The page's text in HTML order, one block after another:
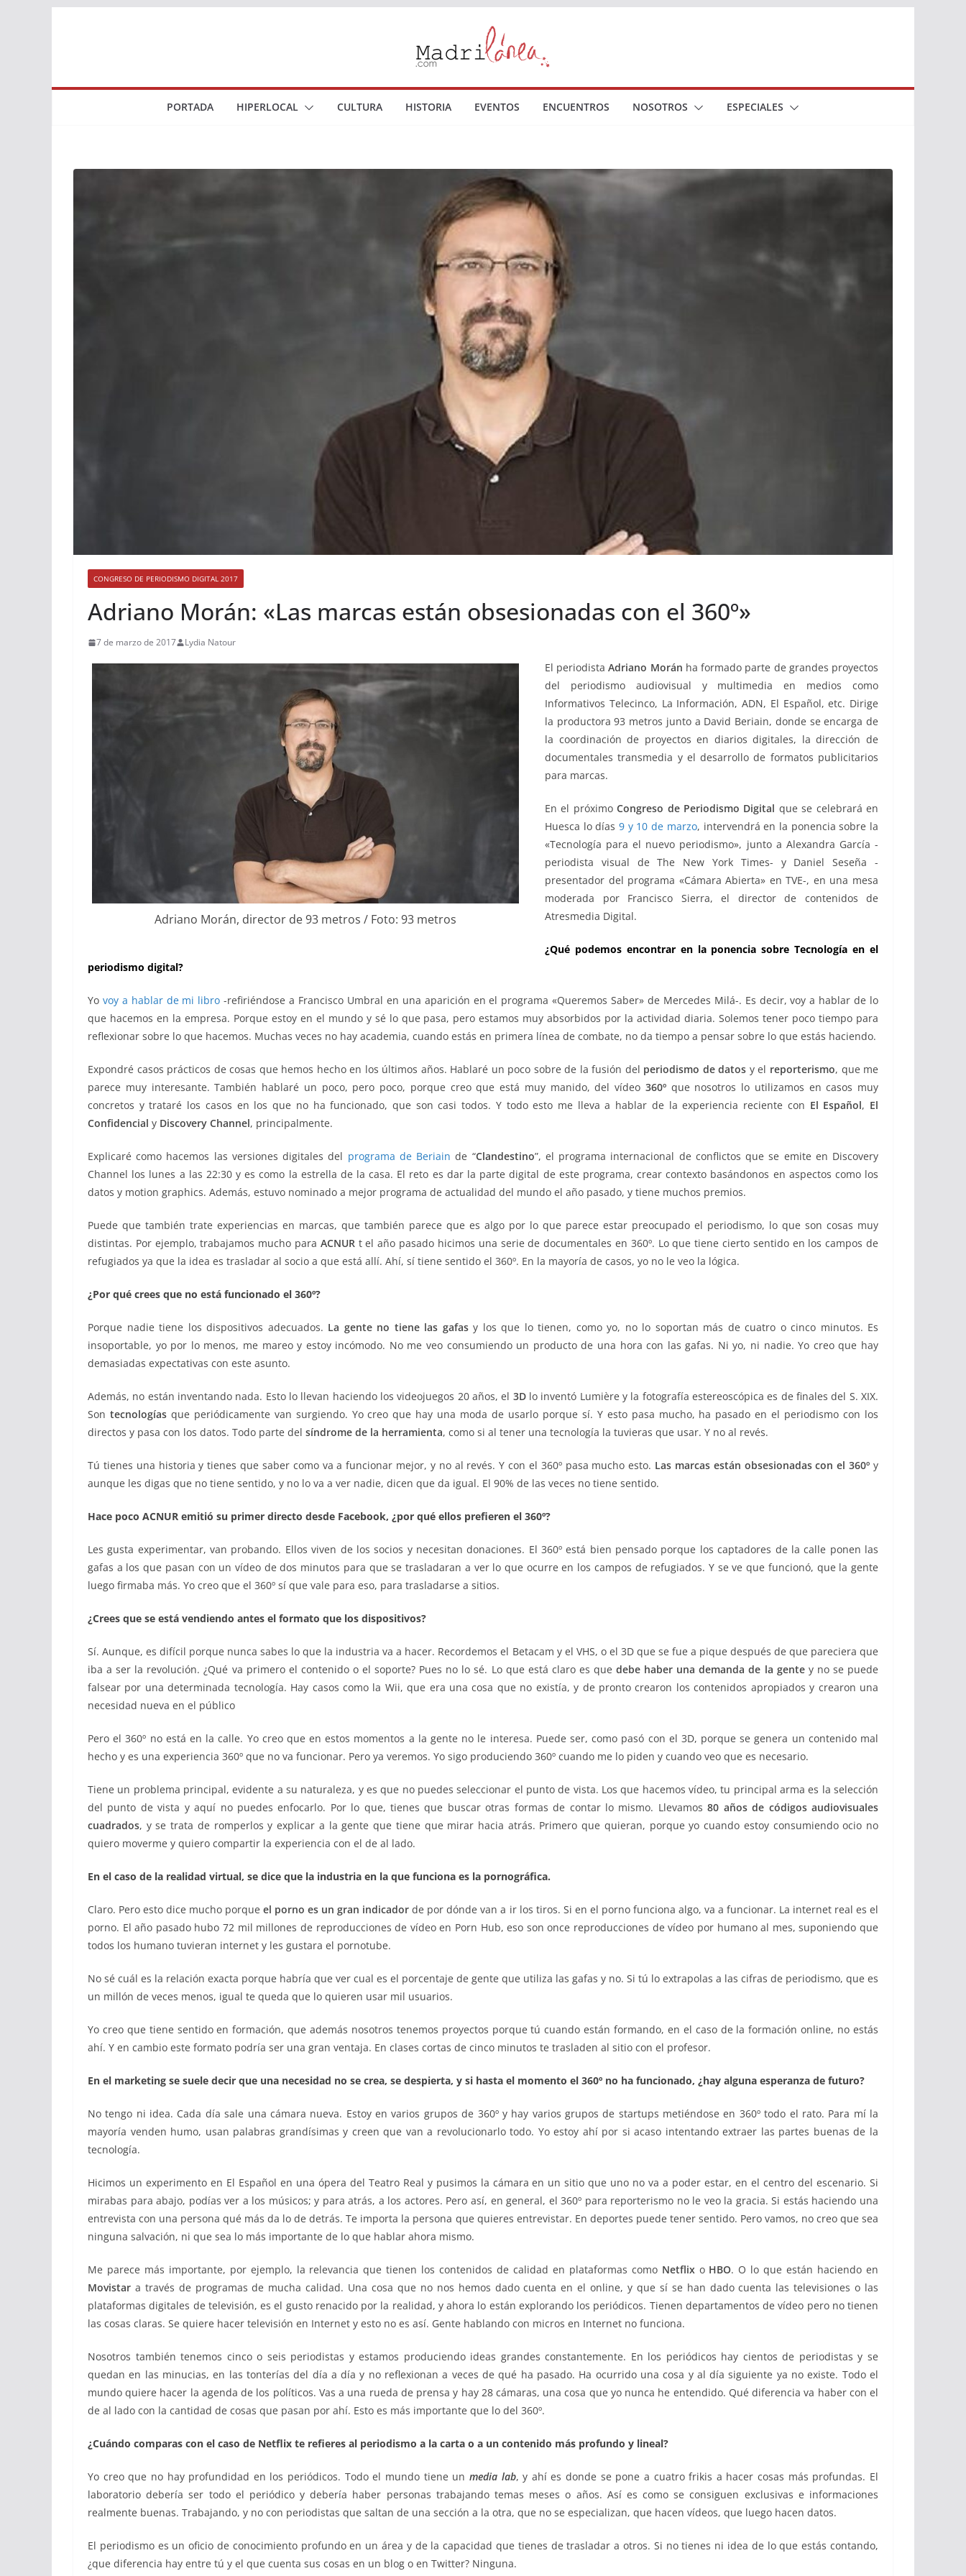
PORTADA HIPERLOCAL CULTURA HISTORIA EVENTOS ENCUENTROS NOSOTROS ESPECIALES
CONGRESO DE PERIODISMO DIGITAL 2017
Adriano Morán: «Las marcas están obsesionadas con el 360º»
7 de marzo de 2017 Lydia Natour
Adriano Morán, director de 93 metros / Foto: 93 metros
El periodistaAdriano Morán ha formado parte de grandes proyectos
del periodismo audiovisual y multimedia en medios como
Informativos Telecinco, La Información, ADN, El Español, etc. Dirige
la productora 93 metros junto a David Beriain, donde se encarga de
la coordinación de proyectos en diarios digitales, la dirección de
documentales transmedia y el desarrollo de formatos publicitarios
para marcas.
En el próximoCongreso de Periodismo Digital que se celebrará en
Huesca lo días9 y 10 de marzo, intervendrá en la ponencia sobre la
«Tecnología para el nuevo periodismo», junto a Alexandra García -
periodista visual de The New York Times- y Daniel Seseña -
presentador del programa «Cámara Abierta» en TVE-, en una mesa
moderada por Francisco Sierra, el director de contenidos de
Atresmedia Digital.
¿Qué podemos encontrar en la ponencia sobre Tecnología en el
periodismo digital?
Yo voy a hablar de mi libro -refiriéndose a Francisco Umbral en una aparición en el programa «Queremos Saber» de Mercedes Milá-. Es decir, voy a hablar de lo
que hacemos en la empresa. Porque estoy en el mundo y sé lo que pasa, pero estamos muy absorbidos por la actividad diaria. Solemos tener poco tiempo para
reflexionar sobre lo que hacemos. Muchas veces no hay academia, cuando estás en primera línea de combate, no da tiempo a pensar sobre lo que estás haciendo.
Expondré casos prácticos de cosas que hemos hecho en los últimos años. Hablaré un poco sobre de la fusión del periodismo de datos y el reporterismo, que me
parece muy interesante. También hablaré un poco, pero poco, porque creo que está muy manido, del vídeo 360ºque nosotros lo utilizamos en casos muy
concretos y trataré los casos en los que no ha funcionado, que son casi todos. Y todo esto me lleva a hablar de la experiencia reciente con El Español, El
Confidencial y Discovery Channel, principalmente.
Explicaré como hacemos las versiones digitales del programa de Beriain de “Clandestino”, el programa internacional de conflictos que se emite en Discovery
Channel los lunes a las 22:30 y es como la estrella de la casa. El reto es dar la parte digital de este programa, crear contexto basándonos en aspectos como los
datos y motion graphics. Además, estuvo nominado a mejor programa de actualidad del mundo el año pasado, y tiene muchos premios.
Puede que también trate experiencias en marcas, que también parece que es algo por lo que parece estar preocupado el periodismo, lo que son cosas muy
distintas. Por ejemplo, trabajamos mucho para ACNURt el año pasado hicimos una serie de documentales en 360º. Lo que tiene cierto sentido en los campos de
refugiados ya que la idea es trasladar al socio a que está allí. Ahí, sí tiene sentido el 360º. En la mayoría de casos, yo no le veo la lógica.
¿Por qué crees que no está funcionado el 360º?
Porque nadie tiene los dispositivos adecuados. La gente no tiene las gafasy los que lo tienen, como yo, no lo soportan más de cuatro o cinco minutos. Es
insoportable, yo por lo menos, me mareo y estoy incómodo. No me veo consumiendo un producto de una hora con las gafas. Ni yo, ni nadie. Yo creo que hay
demasiadas expectativas con este asunto.
Además, no están inventando nada. Esto lo llevan haciendo los videojuegos 20 años, el 3Dlo inventó Lumière y la fotografía estereoscópica es de finales del S. XIX.
Son tecnologíasque periódicamente van surgiendo. Yo creo que hay una moda de usarlo porque sí. Y esto pasa mucho, ha pasado en el periodismo con los
directos y pasa con los datos. Todo parte del síndrome de la herramienta, como si al tener una tecnología la tuvieras que usar. Y no al revés.
Tú tienes una historia y tienes que saber como va a funcionar mejor, y no al revés. Y con el 360º pasa mucho esto. Las marcas están obsesionadas con el 360º y
aunque les digas que no tiene sentido, y no lo va a ver nadie, dicen que da igual. El 90% de las veces no tiene sentido.
Hace poco ACNUR emitió su primer directo desde Facebook, ¿por qué ellos prefieren el 360º?
Les gusta experimentar, van probando. Ellos viven de los socios y necesitan donaciones. El 360º está bien pensado porque los captadores de la calle ponen las
gafas a los que pasan con un vídeo de dos minutos para que se trasladaran a ver lo que ocurre en los campos de refugiados. Y se ve que funcionó, que la gente
luego firmaba más. Yo creo que el 360º sí que vale para eso, para trasladarse a sitios.
¿Crees que se está vendiendo antes el formato que los dispositivos?
Sí. Aunque, es difícil porque nunca sabes lo que la industria va a hacer. Recordemos el Betacam y el VHS, o el 3D que se fue a pique después de que pareciera que
iba a ser la revolución. ¿Qué va primero el contenido o el soporte? Pues no lo sé. Lo que está claro es quedebe haber una demanda de la gentey no se puede
falsear por una determinada tecnología. Hay casos como la Wii, que era una cosa que no existía, y de pronto crearon los contenidos apropiados y crearon una
necesidad nueva en el público
Pero el 360º no está en la calle. Yo creo que en estos momentos a la gente no le interesa. Puede ser, como pasó con el 3D, porque se genera un contenido mal
hecho y es una experiencia 360º que no va funcionar. Pero ya veremos. Yo sigo produciendo 360º cuando me lo piden y cuando veo que es necesario.
Tiene un problema principal, evidente a su naturaleza, y es que no puedes seleccionar el punto de vista. Los que hacemos vídeo, tu principal arma es la selección
del punto de vista y aquí no puedes enfocarlo. Por lo que, tienes que buscar otras formas de contar lo mismo. Llevamos80 años de códigos audiovisuales
cuadrados, y se trata de romperlos y explicar a la gente que tiene que mirar hacia atrás. Primero que quieran, porque yo cuando estoy consumiendo ocio no
quiero moverme y quiero compartir la experiencia con el de al lado.
En el caso de la realidad virtual, se dice que la industria en la que funciona es la pornográfica.
Claro. Pero esto dice mucho porqueel porno es un gran indicador de por dónde van a ir los tiros. Si en el porno funciona algo, va a funcionar. La internet real es el
porno. El año pasado hubo 72 mil millones de reproducciones de vídeo en Porn Hub, eso son once reproducciones de vídeo por humano al mes, suponiendo que
todos los humano tuvieran internet y les gustara el pornotube.
No sé cuál es la relación exacta porque habría que ver cual es el porcentaje de gente que utiliza las gafas y no. Si tú lo extrapolas a las cifras de periodismo, que es
un millón de veces menos, igual te queda que lo quieren usar mil usuarios.
Yo creo que tiene sentido en formación, que además nosotros tenemos proyectos porque tú cuando están formando, en el caso de la formación online, no estás
ahí. Y en cambio este formato podría ser una gran ventaja. En clases cortas de cinco minutos te trasladen al sitio con el profesor.
En el marketing se suele decir que una necesidad no se crea, se despierta, y si hasta el momento el 360º no ha funcionado, ¿hay alguna esperanza de futuro?
No tengo ni idea. Cada día sale una cámara nueva. Estoy en varios grupos de 360º y hay varios grupos de startups metiéndose en 360º todo el rato. Para mí la
mayoría venden humo, usan palabras grandísimas y creen que van a revolucionarlo todo. Yo estoy ahí por si acaso intentando extraer las partes buenas de la
tecnología.
Hicimos un experimento en El Español en una ópera del Teatro Real y pusimos la cámara en un sitio que uno no va a poder estar, en el centro del escenario. Si
mirabas para abajo, podías ver a los músicos; y para atrás, a los actores. Pero así, en general, el 360º para reporterismo no le veo la gracia. Si estás haciendo una
entrevista con una persona qué más da lo de detrás. Te importa la persona que quieres entrevistar. En deportes puede tener sentido. Pero vamos, no creo que sea
ninguna salvación, ni que sea lo más importante de lo que hablar ahora mismo.
Me parece más importante, por ejemplo, la relevancia que tienen los contenidos de calidad en plataformas como Netflixo HBO. O lo que están haciendo en
Movistar a través de programas de mucha calidad. Una cosa que no nos hemos dado cuenta en el online, y que sí se han dado cuenta las televisiones o las
plataformas digitales de televisión, es el gusto renacido por la realidad, y ahora lo están explorando los periódicos. Tienen departamentos de vídeo pero no tienen
las cosas claras. Se quiere hacer televisión en Internet y esto no es así. Gente hablando con micros en Internet no funciona.
Nosotros también tenemos cinco o seis periodistas y estamos produciendo ideas grandes constantemente. En los periódicos hay cientos de periodistas y se
quedan en las minucias, en las tonterías del día a día y no reflexionan a veces de qué ha pasado. Ha ocurrido una cosa y al día siguiente ya no existe. Todo el
mundo quiere hacer la agenda de los políticos. Vas a una rueda de prensa y hay 28 cámaras, una cosa que yo nunca he entendido. Qué diferencia va haber con el
de al lado con la cantidad de cosas que pasan por ahí. Esto es más importante que lo del 360º.
¿Cuándo comparas con el caso de Netflix te refieres al periodismo a la carta o a un contenido más profundo y lineal?
Yo creo que no hay profundidad en los periódicos. Todo el mundo tiene un media lab, y ahí es donde se pone a cuatro frikis a hacer cosas más profundas. El
laboratorio debería ser todo el periódico y debería haber personas trabajando temas meses o años. Así es como se consiguen exclusivas e informaciones
realmente buenas. Trabajando, y no con periodistas que saltan de una sección a la otra, que no se especializan, que hacen vídeos, que luego hacen datos.
El periodismo es un oficio de conocimiento profundo en un área y de la capacidad que tienes de trasladar a otros. Si no tienes ni idea de lo que estás contando,
¿que diferencia hay entre tú y el que cuenta sus cosas en un blog o en Twitter? Ninguna.